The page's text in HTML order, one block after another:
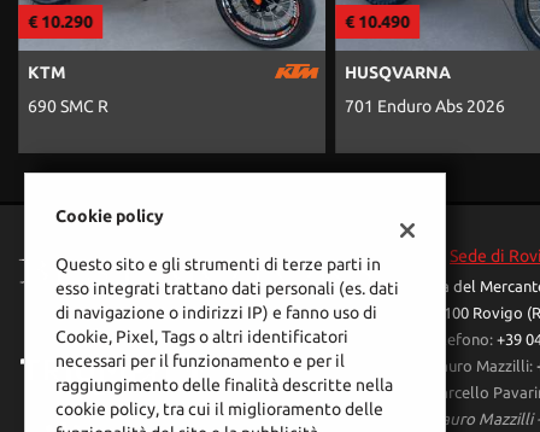
€ 10.290
KTM
690 SMC R
€ 10.490
HUSQVARNA
701 Enduro Abs 2026
Sede di
Via del
45100 Rovigo
Telefono: +39
Mauro Mazzilli:
Marcello
Mauro Mazzilli
Cookie policy
Questo sito e gli strumenti di terze parti in
esso integrati trattano dati personali (es. dati
di navigazione o indirizzi IP) e fanno uso di
Cookie, Pixel, Tags o altri identificatori
necessari per il funzionamento e per il
raggiungimento delle finalità descritte nella
cookie policy, tra cui il miglioramento delle